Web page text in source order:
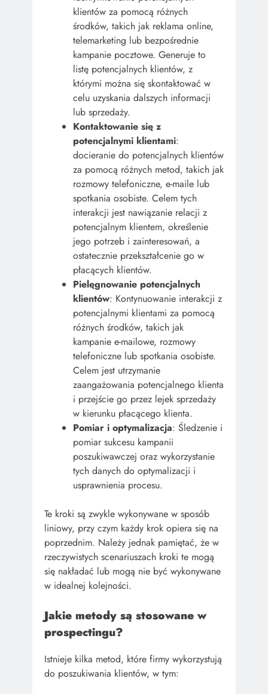
klientów za pomocą różnych
środków, takich jak reklama online,
telemarketing lub bezpośrednie
kampanie pocztowe. Generuje to
listę potencjalnych klientów, z
którymi można się skontaktować w
celu uzyskania dalszych informacji
lub sprzedaży.
Kontaktowanie się z
potencjalnymi klientami:
docieranie do potencjalnych klientów
za pomocą różnych metod, takich jak
rozmowy telefoniczne, e-maile lub
spotkania osobiste. Celem tych
interakcji jest nawiązanie relacji z
potencjalnym klientem, określenie
jego potrzeb i zainteresowań, a
ostatecznie przekształcenie go w
płacących klientów.
Pielęgnowanie potencjalnych
klientów: Kontynuowanie interakcji z
potencjalnymi klientami za pomocą
różnych środków, takich jak
kampanie e-mailowe, rozmowy
telefoniczne lub spotkania osobiste.
Celem jest utrzymanie
zaangażowania potencjalnego klienta
i przejście go przez lejek sprzedaży
w kierunku płacącego klienta.
Pomiar i optymalizacja: Śledzenie i
pomiar sukcesu kampanii
poszukiwawczej oraz wykorzystanie
tych danych do optymalizacji i
usprawnienia procesu.
Te kroki są zwykle wykonywane w sposób
liniowy, przy czym każdy krok opiera się na
poprzednim. Należy jednak pamiętać, że w
rzeczywistych scenariuszach kroki te mogą
się nakładać lub mogą nie być wykonywane
w idealnej kolejności.
Jakie metody są stosowane w
prospectingu?
Istnieje kilka metod, które firmy wykorzystują
do poszukiwania klientów, w tym: